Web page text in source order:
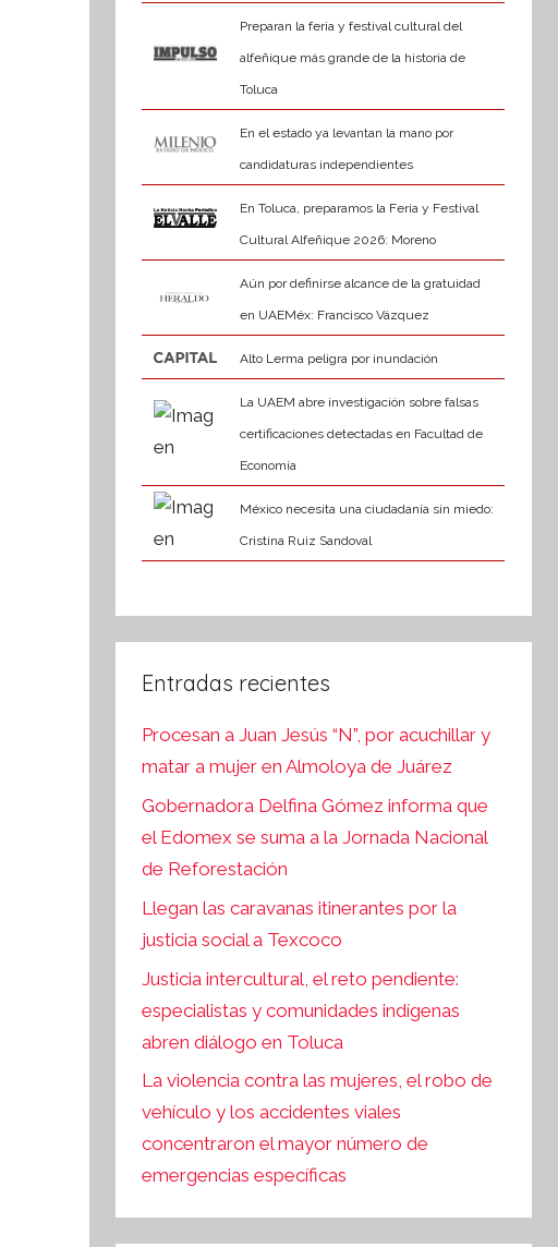
Preparan la feria y festival cultural del
alfeñique más grande de la historia de
Toluca
En el estado ya levantan la mano por
candidaturas independientes
En Toluca, preparamos la Feria y Festival
Cultural Alfeñique 2026: Moreno
Aún por definirse alcance de la gratuidad
en UAEMéx: Francisco Vázquez
Alto Lerma peligra por inundación
La UAEM abre investigación sobre falsas
certificaciones detectadas en Facultad de
Economía
México necesita una ciudadanía sin miedo:
Cristina Ruiz Sandoval
Entradas recientes
Procesan a Juan Jesús “N”, por acuchillar y
matar a mujer en Almoloya de Juárez
Gobernadora Delfina Gómez informa que
el Edomex se suma a la Jornada Nacional
de Reforestación
Llegan las caravanas itinerantes por la
justicia social a Texcoco
Justicia intercultural, el reto pendiente:
especialistas y comunidades indígenas
abren diálogo en Toluca
La violencia contra las mujeres, el robo de
vehículo y los accidentes viales
concentraron el mayor número de
emergencias específicas